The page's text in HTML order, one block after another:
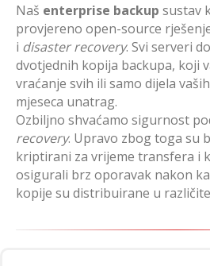
Naš enterprise backup sustav
provjereno open-source
i disaster recovery. Svi serveri
dvotjednih kopija backupa, koji
vraćanje svih ili samo dijela
mjeseca unatrag.
Ozbiljno shvaćamo sigurnost
recovery. Upravo zbog toga su
kriptirani za vrijeme transfera i
osigurali brz oporavak nakon
kopije su distribuirane u